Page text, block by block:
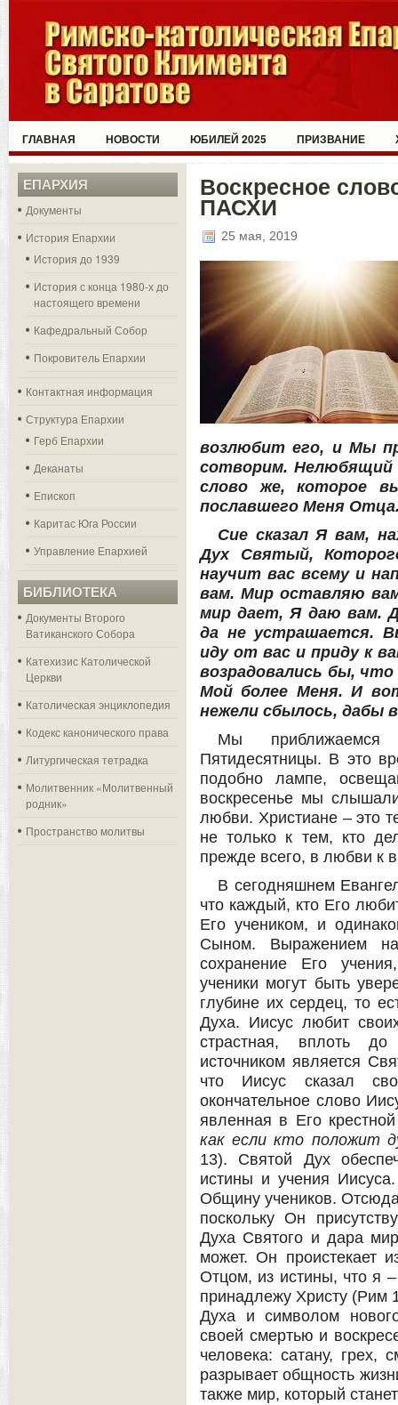
ГЛАВНАЯ НОВОСТИ ЮБИЛЕЙ 2025 ПРИЗВАНИЕ
ЕПАРХИЯ
Документы
История Епархии
История до 1939
История с конца 1980-х до
настоящего времени
Кафедральный Собор
Покровитель Епархии
Контактная информация
Структура Епархии
Герб Епархии
Деканаты
Епископ
Каритас Юга России
Управление Епархией
БИБЛИОТЕКА
Документы Второго
Ватиканского Собора
Катехизис Католической
Церкви
Католическая энциклопедия
Кодекс канонического права
Литургическая тетрадка
Молитвенник «Молитвенный
родник»
Пространство молитвы
Воскресное
ПАСХИ
25 мая, 2019
возлюбит его, и Мы
сотворим. Нелюбящий
слово же, которое
пославшего Меня
Сие сказал Я вам,
Дух Святый,
научит вас всему и
вам. Мир оставляю
мир дает, Я даю вам.
да не устрашается.
иду от вас и приду к
возрадовались бы,
Мой более Меня. И
нежели сбылось, дабы
Мы приближаемся
Пятидесятницы. В это
подобно лампе,
воскресенье мы
любви. Христиане – это
не только к тем, кто
прежде всего, в любви к
В сегодняшнем
что каждый, кто Его
Его учеником, и
Сыном. Выражением
сохранение Его
ученики могут быть
глубине их сердец, то
Духа. Иисус любит
страстная, вплоть
источником является
что Иисус сказал
окончательное слово
явленная в Его
как если кто положит
13). Святой Дух
истины и учения
Общину учеников.
поскольку Он
Духа Святого и дара
может. Он проистекает
Отцом, из истины, что я
принадлежу Христу (Рим
Духа и символом
своей смертью и
человека: сатану, грех,
разрывает общность
также мир, который